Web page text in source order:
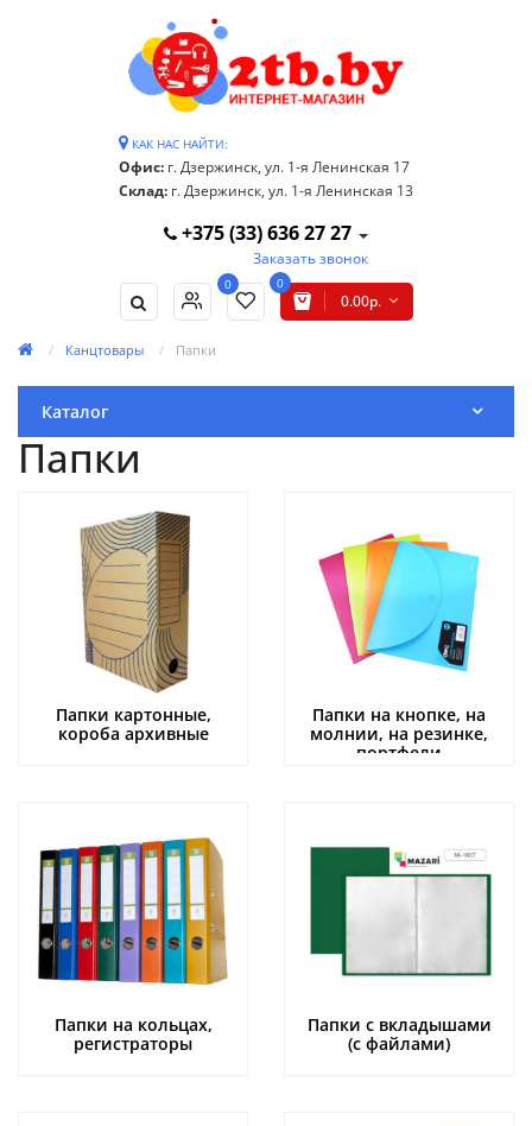
КАК НАС НАЙТИ:
Офис: г. Дзержинск, ул. 1-я Ленинская 17
Склад: г. Дзержинск, ул. 1-я Ленинская 13
+375 (33) 636 27 27
Заказать звонок
0 0
0.00р.
Канцтовары Папки
Каталог
Папки
Папки картонные,
короба архивные
Папки на кнопке, на
молнии, на резинке,
портфели
Папки на кольцах,
регистраторы
Папки с вкладышами
(с файлами)